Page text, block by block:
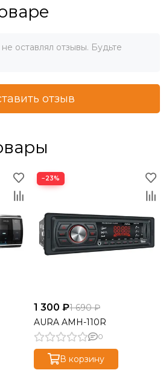
оставлял отзывы. Будьте
отзыв
−23%
1 300 ₽1 690 ₽
AURA AMH-110R
0
В корзину